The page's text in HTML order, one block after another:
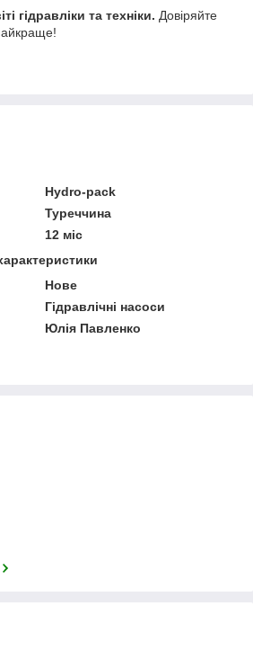
гідравліки та техніки. Довіряйте
Hydro-pack
Туреччина
12 міс
Нове
Гідравлічні насоси
Юлія Павленко